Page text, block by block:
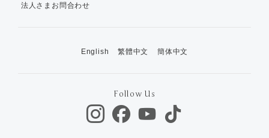
法人さまお問合わせ
English 繁體中文 簡体中文
Follow Us